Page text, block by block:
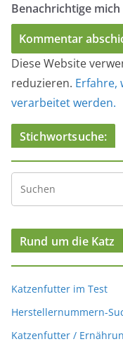
Benachrichtige
Diese Website
reduzieren. Erfahre,
verarbeitet werden.
Stichwortsuche:
Rund um die Katz
Katzenfutter im Test
Herstellernummern-
Katzenfutter /